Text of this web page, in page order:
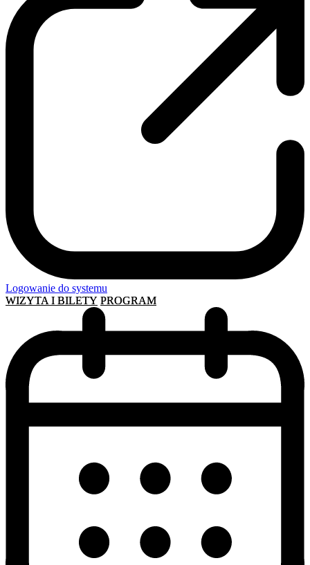
Logowanie do systemu
WIZYTA I BILETY PROGRAM